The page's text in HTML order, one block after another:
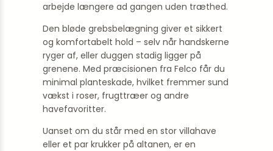
arbejde længere ad gangen uden træthed.
Den bløde grebsbelægning giver et sikkert
og komfortabelt hold – selv når handskerne
ryger af, eller duggen stadig ligger på
grenene. Med præcisionen fra Felco får du
minimal planteskade, hvilket fremmer sund
vækst i roser, frugttræer og andre
havefavoritter.
Uanset om du står med en stor villahave
eller et par krukker på altanen, er en